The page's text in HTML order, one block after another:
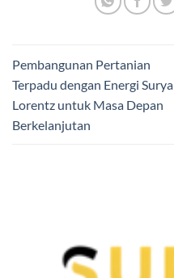
Pembangunan Pertanian
Terpadu dengan Energi Surya
Lorentz untuk Masa Depan
Berkelanjutan